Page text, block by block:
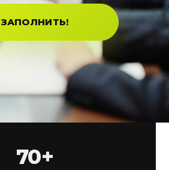
ЗАПОЛНИТЬ!
70+